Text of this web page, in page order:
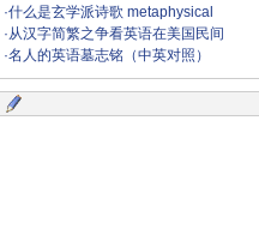
·什么是玄学派诗歌 metaphysical
·从汉字简繁之争看英语在美国民间
·名人的英语墓志铭（中英对照）